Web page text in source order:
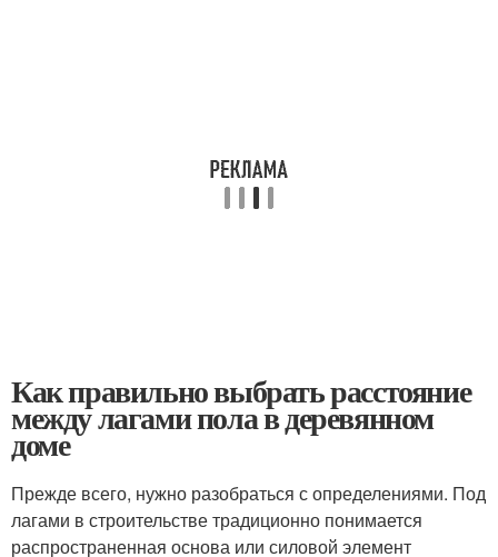
Как правильно выбрать расстояние
между лагами пола в деревянном
доме
Прежде всего, нужно разобраться с определениями. Под
лагами в строительстве традиционно понимается
распространенная основа или силовой элемент